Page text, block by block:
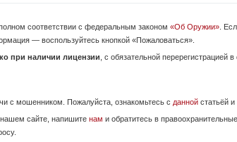
7
соответствии с федеральным законом «Об Оружии» .
— воспользуйтесь кнопкой «Пожаловаться».
при наличии лицензии , с обязательной перерегистрацией
с мошенником. Пожалуйста, ознакомьтесь с данной статьёй и
сайте, напишите нам и обратитесь в